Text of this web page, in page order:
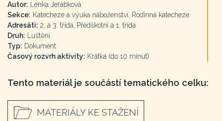
Autor: Lenka Jeřábková
Sekce: Katecheze a výuka náboženství, Rodinná katecheze
Adresáti: 2. a 3. třída, Předškolní a 1. třída
Druh: Luštění
Typ: Dokument
Časový rozvrh aktivity: Krátká (do 10 minut)
Tento materiál je součástí tematického celku:
MATERIÁLY KE STAŽENÍ